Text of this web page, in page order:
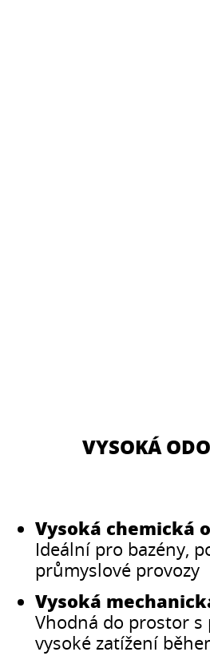
VYSOKÁ
Vysoká chemická
Ideální pro bazény,
průmyslové provozy
Vysoká
Vhodná do prostor s
vysoké zatížení